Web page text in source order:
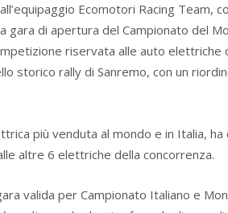
Ecomotori Racing Team,
gara di apertura del Campionato del
riservata alle auto elettriche
storico rally di Sanremo, con un
più venduta al mondo e in Italia,
altre 6 elettriche della concorrenza.
valida per Campionato Italiano e